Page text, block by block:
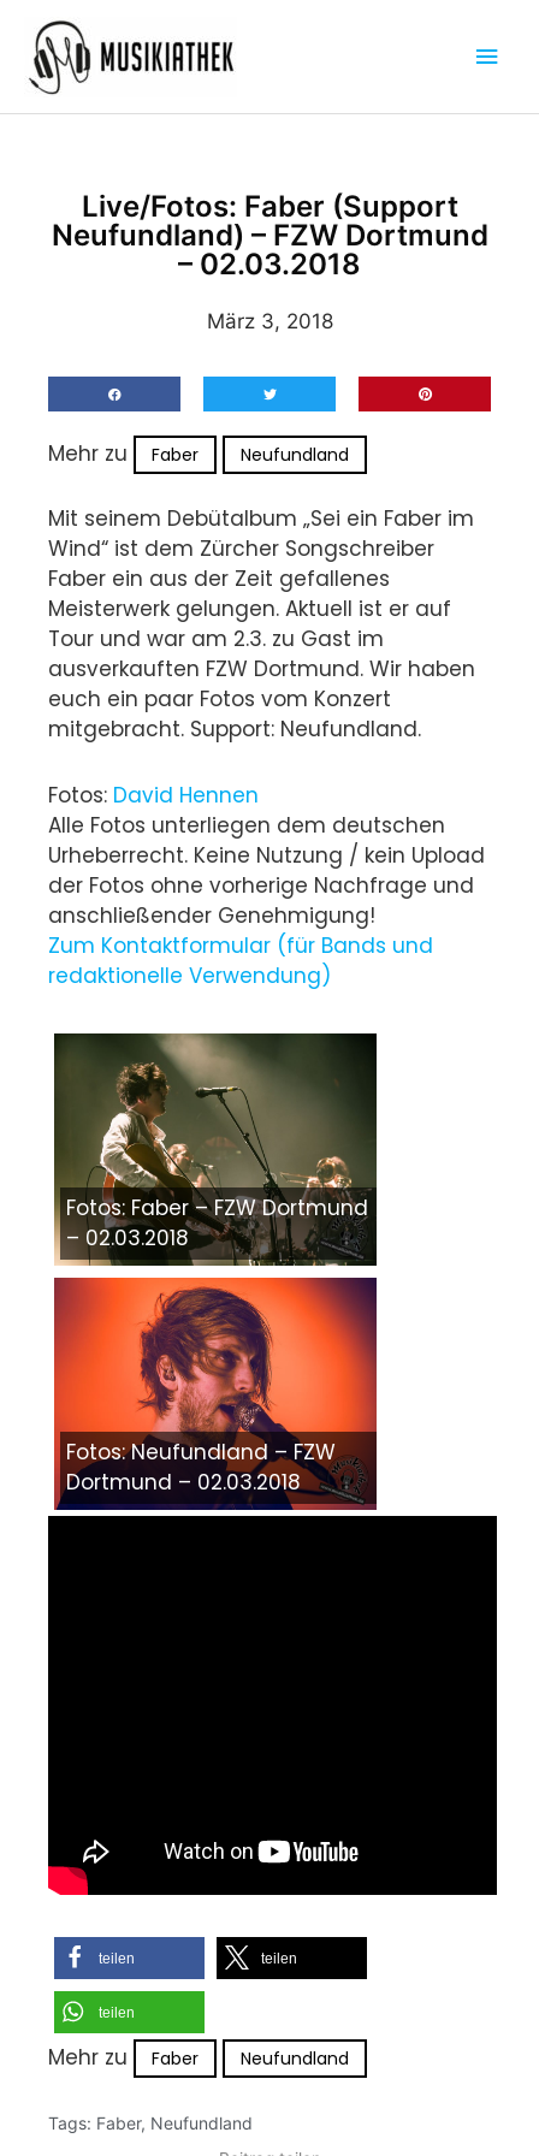
Inhalt
springen
Live/Fotos: Faber (Support
Neufundland) – FZW Dortmund
– 02.03.2018
März 3, 2018
Mehr zu Faber Neufundland
Mit seinem Debütalbum „Sei ein Faber im
Wind“ ist dem Zürcher Songschreiber
Faber ein aus der Zeit gefallenes
Meisterwerk gelungen. Aktuell ist er auf
Tour und war am 2.3. zu Gast im
ausverkauften FZW Dortmund. Wir haben
euch ein paar Fotos vom Konzert
mitgebracht. Support: Neufundland.
Fotos: David Hennen
Alle Fotos unterliegen dem deutschen
Urheberrecht. Keine Nutzung / kein Upload
der Fotos ohne vorherige Nachfrage und
anschließender Genehmigung!
Zum Kontaktformular (für Bands und
redaktionelle Verwendung)
Fotos: Faber – FZW Dortmund
– 02.03.2018
Fotos: Neufundland – FZW
Dortmund – 02.03.2018
teilen teilen
teilen
Mehr zu Faber Neufundland
Tags: Faber, Neufundland